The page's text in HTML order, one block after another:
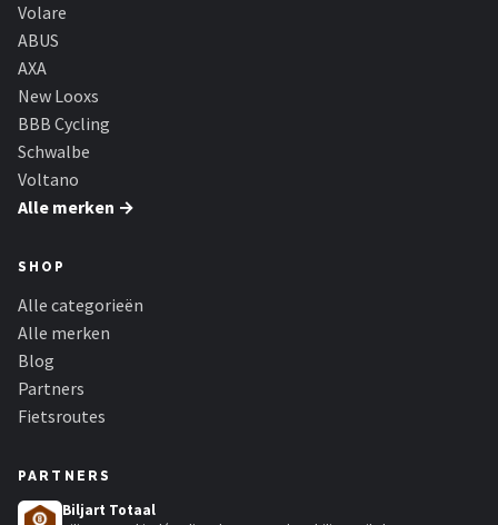
Schwalbe
Voltano
Shimano
Cortina
Volare
ABUS
AXA
New Looxs
BBB Cycling
Schwalbe
Voltano
Alle merken →
SHOP
Alle categorieën
Alle merken
Blog
Partners
Fietsroutes
PARTNERS
Biljart Totaal